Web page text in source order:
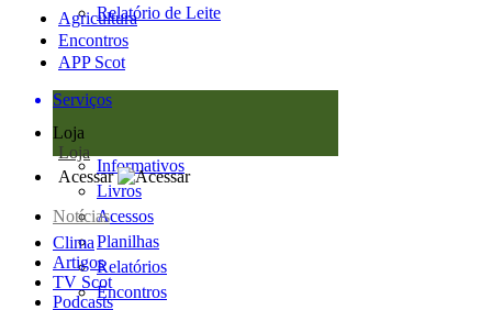
Relatório de Leite
Agricultura
Encontros
APP Scot
Serviços
Loja
Loja
Informativos
Livros
Acessos
Planilhas
Relatórios
Encontros
Acessar
Notícias
Clima
Artigos
TV Scot
Podcasts